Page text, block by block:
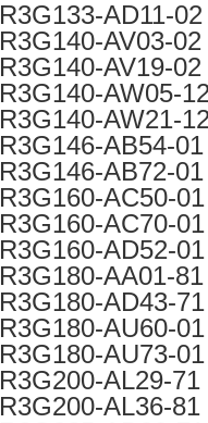
R3G133-AD11-02
R3G140-AV03-02
R3G140-AV19-02
R3G140-AW05-
R3G140-AW21-
R3G146-AB54-01
R3G146-AB72-01
R3G160-AC50-01
R3G160-AC70-01
R3G160-AD52-01
R3G180-AA01-81
R3G180-AD43-71
R3G180-AU60-01
R3G180-AU73-01
R3G200-AL29-71
R3G200-AL36-81